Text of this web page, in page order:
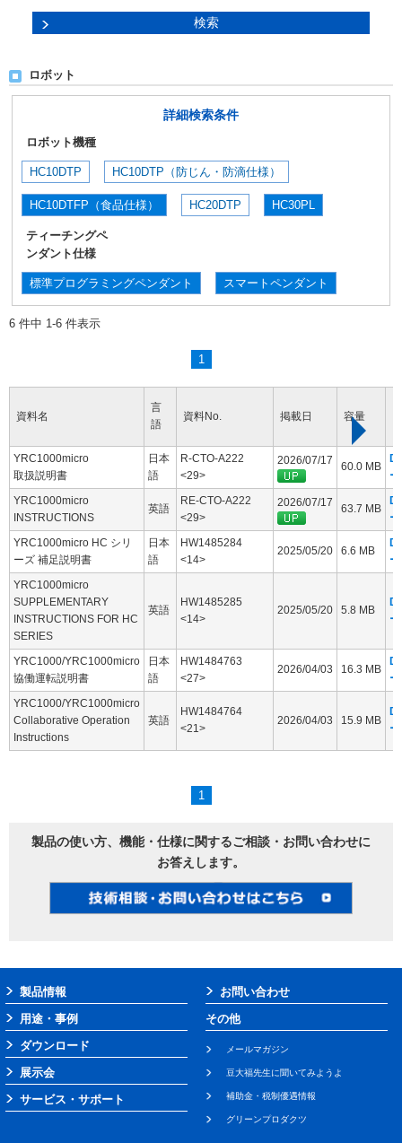
ロボット
詳細検索条件
ロボット機種
HC10DTP HC10DTP（防じん・防滴仕様）
HC10DTFP（食品仕様） HC20DTP HC30PL
ティーチングペ
ンダント仕様
標準プログラミングペンダント スマートペンダント
6 件中 1-6 件表示
1
資料名
言
語
資料No. 掲載日 容量
YRC1000micro
取扱説明書
日本
語
R-CTO-A222
<29>
2026/07/17 60.0 MB
YRC1000micro
INSTRUCTIONS
英語
RE-CTO-A222
<29>
2026/07/17 63.7 MB
YRC1000micro HC シリ
ーズ 補足説明書
日本
語
HW1485284
<14>
2025/05/20 6.6 MB
YRC1000micro
SUPPLEMENTARY
INSTRUCTIONS FOR HC
SERIES
英語
HW1485285
<14>
2025/05/20 5.8 MB
YRC1000/YRC1000micro
協働運転説明書
日本
語
HW1484763
<27>
2026/04/03 16.3 MB
YRC1000/YRC1000micro
Collaborative Operation
Instructions
英語
HW1484764
<21>
2026/04/03 15.9 MB
1
製品の使い方、機能・仕様に関するご相談・お問い合わせに
お答えします。
製品情報
用途・事例
ダウンロード
展示会
サービス・サポート
お問い合わせ
その他
メールマガジン
豆大福先生に聞いてみようよ
補助金・税制優遇情報
グリーンプロダクツ